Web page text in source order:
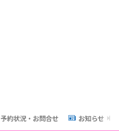
予約状況・お問合せ お知らせ